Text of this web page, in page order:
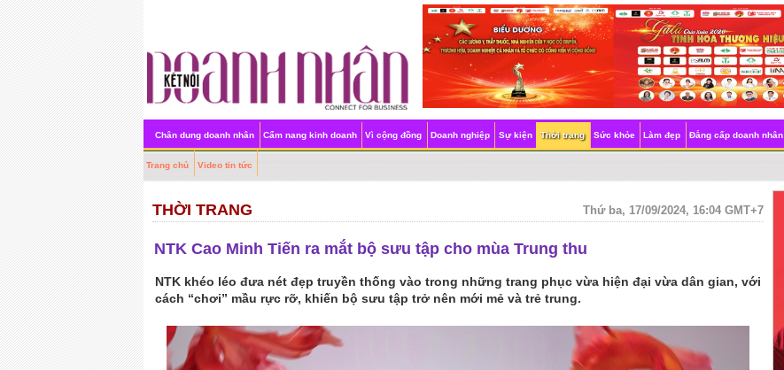
Chân dung doanh nhân Cẩm nang kinh doanh Vì cộng đồng Doanh nghiệp Sự kiện Thời trang Sức khỏe Làm đẹp Đẳng cấp doanh nhân
Trang chủ Video tin tức
THỜI TRANG Thứ ba, 17/09/2024, 16:04 GMT+7
NTK Cao Minh Tiến ra mắt bộ sưu tập cho mùa Trung thu
NTK khéo léo đưa nét đẹp truyền thống vào trong những trang phục vừa hiện đại vừa dân gian, với
cách “chơi” mầu rực rỡ, khiến bộ sưu tập trở nên mới mẻ và trẻ trung.